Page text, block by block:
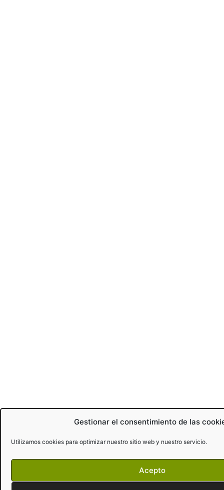
Gestionar el consentimiento de las
Utilizamos cookies para optimizar nuestro sitio web y nuestro servicio.
Acepto